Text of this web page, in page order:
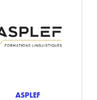
ASPLEF